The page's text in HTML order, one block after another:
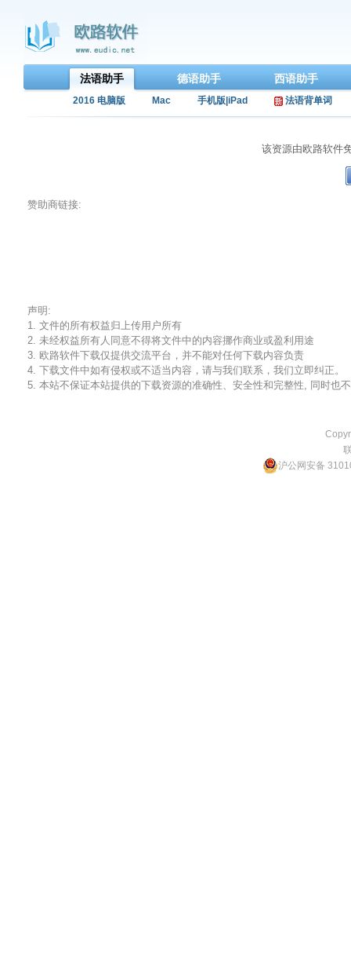
法语助手 德语助手 西语助手
2016 电脑版 Mac 手机版|iPad 法语背单词
该资源由欧路软件
赞助商链接:
声明:
1. 文件的所有权益归上传用户所有
2. 未经权益所有人同意不得将文件中的内容挪作商业或盈利用途
3. 欧路软件下载仅提供交流平台，并不能对任何下载内容负责
4. 下载文件中如有侵权或不适当内容，请与我们联系，我们立即纠正。
5. 本站不保证本站提供的下载资源的准确性、安全性和完整性, 同时也
沪公网安备